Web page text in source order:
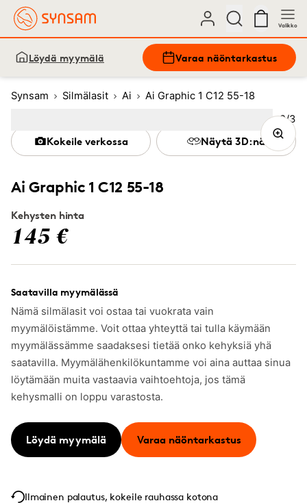
Valikko
Löydä myymälä Varaa näöntarkastus
Synsam Silmälasit Ai Ai Graphic 1 C12 55-18
Ai Graphic 1 C12 55-18
Kehysten hinta
145 €
Saatavilla myymälässä
Nämä silmälasit voi ostaa tai vuokrata vain
myymälöistämme. Voit ottaa yhteyttä tai tulla käymään
myymälässämme saadaksesi tietää onko kehyksiä yhä
saatavilla. Myymälähenkilökuntamme voi aina auttaa sinua
löytämään muita vastaavia vaihtoehtoja, jos tämä
kehysmalli on loppu varastosta.
Löydä myymälä Varaa näöntarkastus
Kokeile verkossa Näytä 3D:nä
Ilmainen palautus, kokeile rauhassa kotona
Kuva
2/3
3